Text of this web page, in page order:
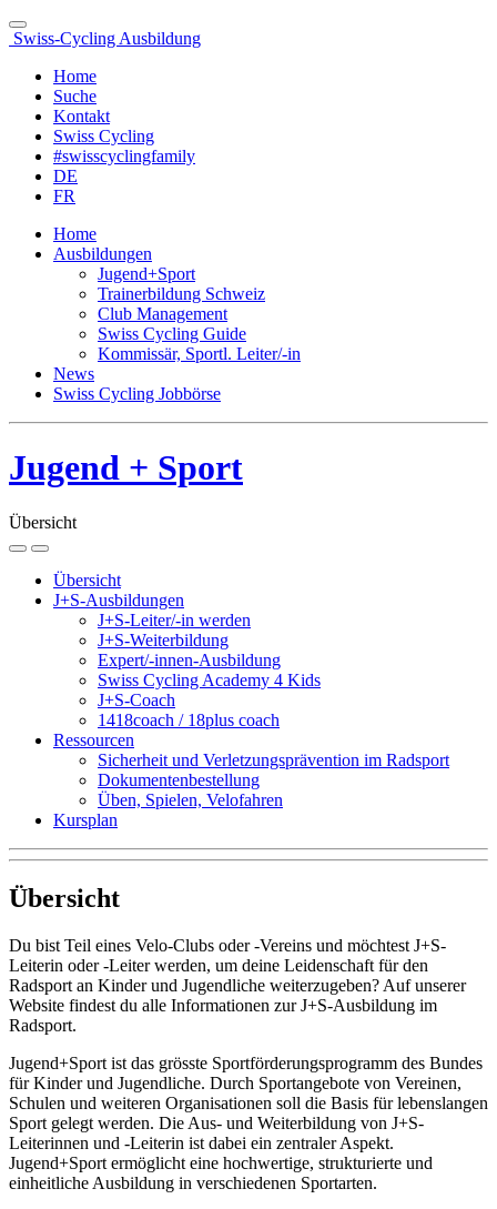
Swiss-Cycling Ausbildung
Home
Suche
Kontakt
Swiss Cycling
#swisscyclingfamily
DE
FR
Home
Ausbildungen
Jugend+Sport
Trainerbildung Schweiz
Club Management
Swiss Cycling Guide
Kommissär, Sportl. Leiter/-in
News
Swiss Cycling Jobbörse
Jugend + Sport
Übersicht
Übersicht
J+S-Ausbildungen
J+S-Leiter/-in werden
J+S-Weiterbildung
Expert/-innen-Ausbildung
Swiss Cycling Academy 4 Kids
J+S-Coach
1418coach / 18plus coach
Ressourcen
Sicherheit und Verletzungsprävention im Radsport
Dokumentenbestellung
Üben, Spielen, Velofahren
Kursplan
Übersicht
Du bist Teil eines Velo-Clubs oder -Vereins und möchtest J+S-
Leiterin oder -Leiter werden, um deine Leidenschaft für den
Radsport an Kinder und Jugendliche weiterzugeben? Auf unserer
Website findest du alle Informationen zur J+S-Ausbildung im
Radsport.
Jugend+Sport ist das grösste Sportförderungsprogramm des Bundes
für Kinder und Jugendliche. Durch Sportangebote von Vereinen,
Schulen und weiteren Organisationen soll die Basis für lebenslangen
Sport gelegt werden. Die Aus- und Weiterbildung von J+S-
Leiterinnen und -Leiterin ist dabei ein zentraler Aspekt.
Jugend+Sport ermöglicht eine hochwertige, strukturierte und
einheitliche Ausbildung in verschiedenen Sportarten.